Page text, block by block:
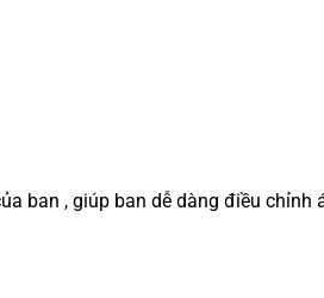
ban , giúp ban dễ dàng điều chỉnh